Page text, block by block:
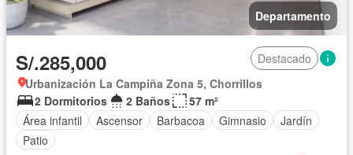
Departamento
S/.285,000
Destacado
Urbanización La Campiña Zona 5, Chorrillos
2 Dormitorios
2 Baños
57 m²
Área infantil
Ascensor Barbacoa Gimnasio
Jardín
Patio